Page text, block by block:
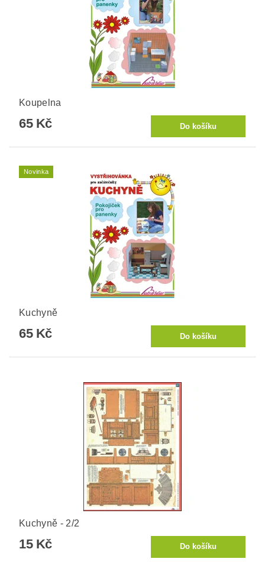
Koupelna
65 Kč
Novinka
Kuchyně
65 Kč
Kuchyně - 2/2
15 Kč